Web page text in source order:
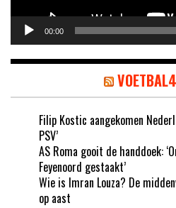
00:00
Filip Kostic aangekomen
PSV’
AS Roma gooit de handdoek:
Feyenoord gestaakt’
Wie is Imran Louza? De
op aast